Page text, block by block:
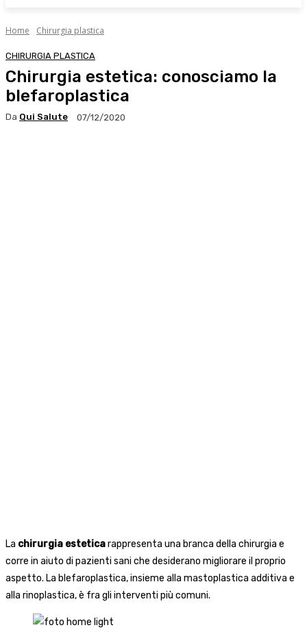
Home Chirurgia plastica
CHIRURGIA PLASTICA
Chirurgia estetica: conosciamo la
blefaroplastica
Da Qui Salute 07/12/2020
La chirurgia esteticarappresenta una branca della chirurgia e
corre in aiuto di pazienti sani che desiderano migliorare il proprio
aspetto. La blefaroplastica, insieme alla mastoplastica additiva e
alla rinoplastica, è fra gli interventi più comuni.